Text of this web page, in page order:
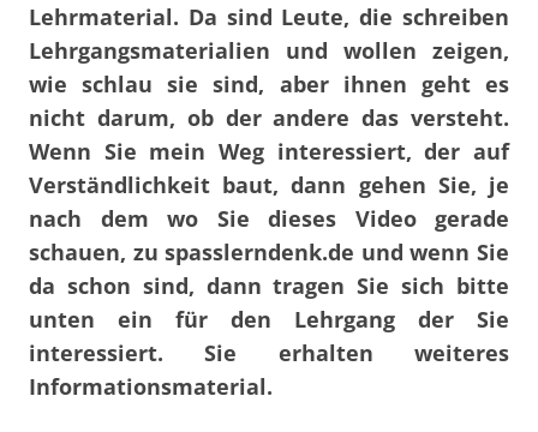
Lehrmaterial. Da sind Leute, die schreiben
Lehrgangsmaterialien und wollen zeigen,
wie schlau sie sind, aber ihnen geht es
nicht darum, ob der andere das versteht.
Wenn Sie mein Weg interessiert, der auf
Verständlichkeit baut, dann gehen Sie, je
nach dem wo Sie dieses Video gerade
schauen, zu spasslerndenk.de und wenn Sie
da schon sind, dann tragen Sie sich bitte
unten ein für den Lehrgang der Sie
interessiert. Sie erhalten weiteres
Informationsmaterial.